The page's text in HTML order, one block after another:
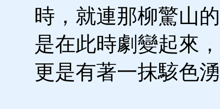
時，就連那柳驚山
是在此時劇變起來
更是有著一抹駭色